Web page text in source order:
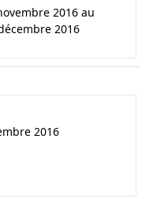
2016 au
2016
2016